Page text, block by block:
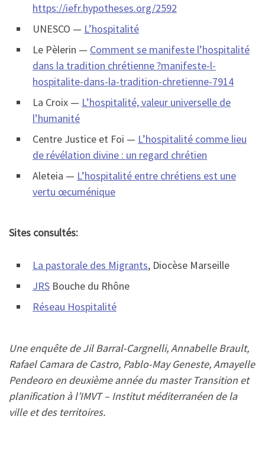
https://iefr.hypotheses.org/2592
UNESCO — L’hospitalité
Le Pèlerin — Comment se manifeste l’hospitalité
dans la tradition chrétienne ?manifeste-l-
hospitalite-dans-la-tradition-chretienne-7914
La Croix — L’hospitalité, valeur universelle de
l’humanité
Centre Justice et Foi — L’hospitalité comme lieu
de révélation divine : un regard chrétien
Aleteia — L’hospitalité entre chrétiens est une
vertu œcuménique
Sites consultés:
La pastorale des Migrants, Diocèse Marseille
JRS Bouche du Rhône
Réseau Hospitalité
Une enquête de Jil Barral-Cargnelli, Annabelle Brault,
Rafael Camara de Castro, Pablo-May Geneste, Amayelle
Pendeoro en deuxième année du master Transition et
planification à l’IMVT – Institut méditerranéen de la
ville et des territoires.